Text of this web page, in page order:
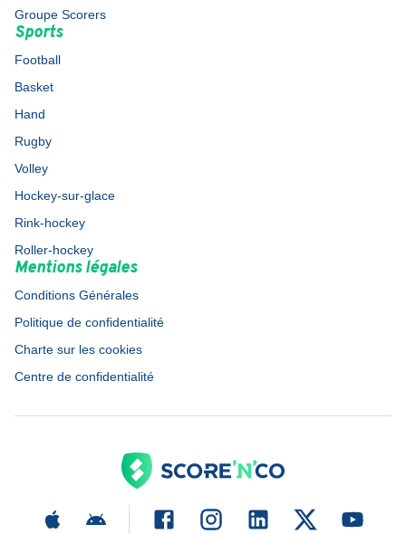
Groupe Scorers
Sports
Football
Basket
Hand
Rugby
Volley
Hockey-sur-glace
Rink-hockey
Roller-hockey
Mentions légales
Conditions Générales
Politique de confidentialité
Charte sur les cookies
Centre de confidentialité